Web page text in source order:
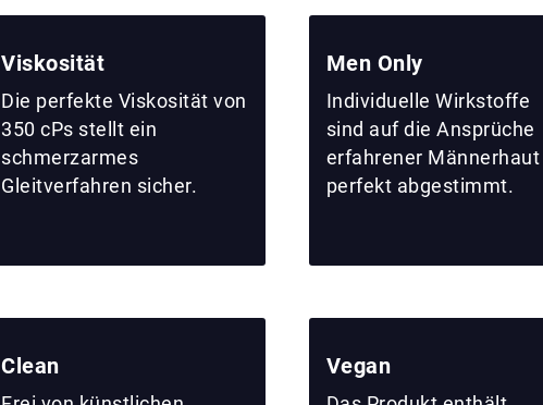
Viskosität
Die perfekte Viskosität von
350 cPs stellt ein
schmerzarmes
Gleitverfahren sicher.
Men Only
Individuelle Wirkstoffe
sind auf die Ansprüche
erfahrener Männerhaut
perfekt abgestimmt.
Clean Vegan